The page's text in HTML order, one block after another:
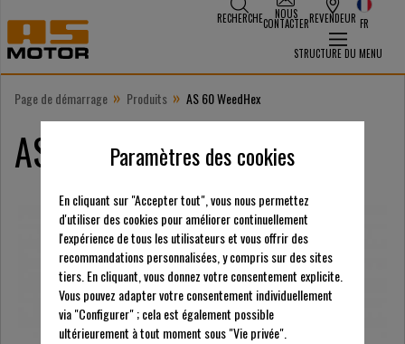
RECHERCHE NOUS
CONTACTERREVENDEUR FR
STRUCTURE DU MENU
Page de démarrage » Produits » AS 60 WeedHex
AS 60 WeedHex
Paramètres des cookies
En cliquant sur "Accepter tout", vous nous permettez
d'utiliser des cookies pour améliorer continuellement
l'expérience de tous les utilisateurs et vous offrir des
recommandations personnalisées, y compris sur des sites
tiers. En cliquant, vous donnez votre consentement explicite.
Vous pouvez adapter votre consentement individuellement
via "Configurer" ; cela est également possible
ultérieurement à tout moment sous "Vie privée".